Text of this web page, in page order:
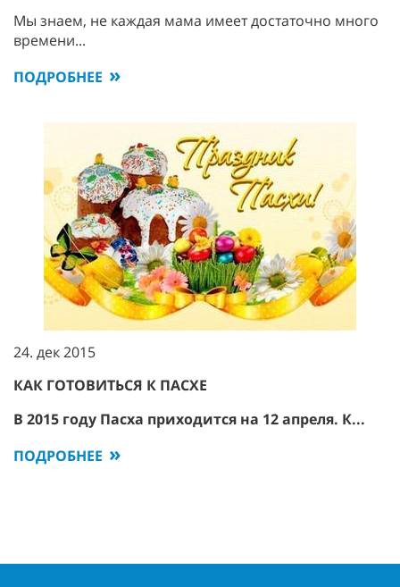
Мы знаем, не каждая мама имеет достаточно много
времени...
ПОДРОБНЕЕ
24. дек 2015
КАК ГОТОВИТЬСЯ К ПАСХЕ
В 2015 году Пасха приходится на 12 апреля. К...
ПОДРОБНЕЕ